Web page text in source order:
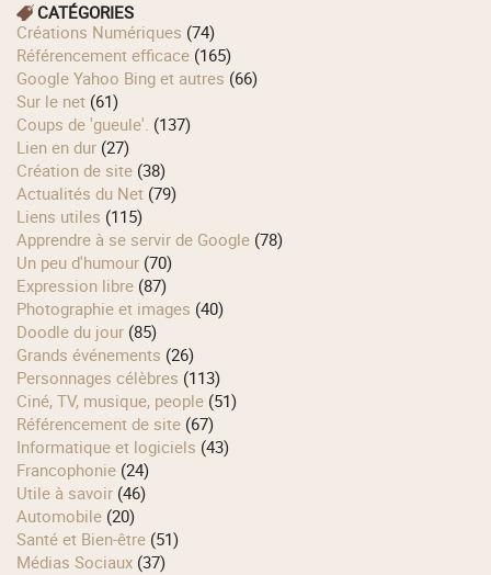
CATÉGORIES
Créations Numériques (74)
Référencement efficace (165)
Google Yahoo Bing et autres (66)
Sur le net (61)
Coups de 'gueule'. (137)
Lien en dur (27)
Création de site (38)
Actualités du Net (79)
Liens utiles (115)
Apprendre à se servir de Google (78)
Un peu d'humour (70)
Expression libre (87)
Photographie et images (40)
Doodle du jour (85)
Grands événements (26)
Personnages célèbres (113)
Ciné, TV, musique, people (51)
Référencement de site (67)
Informatique et logiciels (43)
Francophonie (24)
Utile à savoir (46)
Automobile (20)
Santé et Bien-être (51)
Médias Sociaux (37)